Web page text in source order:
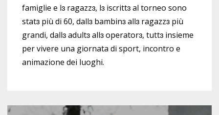
famiglie e lɜ ragazzɜ, lɜ iscrittɜal torneo sono
statɜ più di 60, dallɜ bambinɜallɜ ragazzɜ più
grandi, dallɜadultɜallɜoperatorɜ, tuttɜ insieme
per vivere una giornata di sport, incontro e
animazione dei luoghi.